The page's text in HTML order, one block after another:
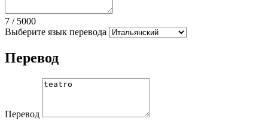
7 / 5000
Выберите язык перевода
Перевод
Перевод